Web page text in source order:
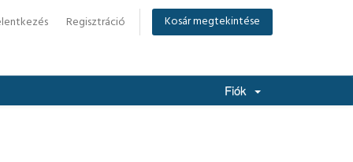
Regisztráció Kosár megtekintése
Fiók